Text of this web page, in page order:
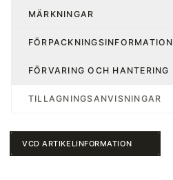
MÄRKNINGAR
FÖRPACKNINGSINFORMATION
FÖRVARING OCH HANTERING
TILLAGNINGSANVISNINGAR
VCD ARTIKELINFORMATION